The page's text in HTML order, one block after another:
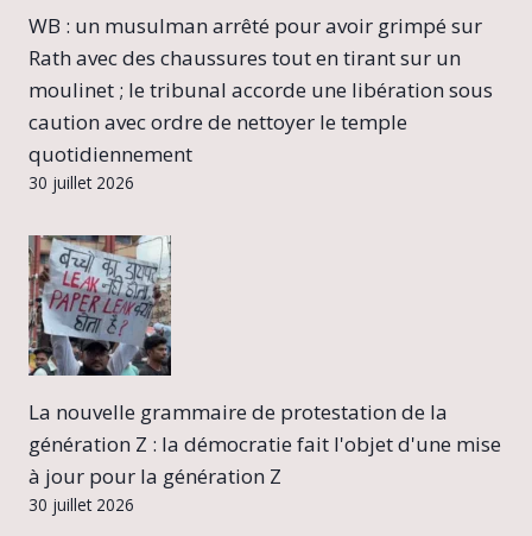
WB : un musulman arrêté pour avoir grimpé sur
Rath avec des chaussures tout en tirant sur un
moulinet ; le tribunal accorde une libération sous
caution avec ordre de nettoyer le temple
quotidiennement
30 juillet 2026
La nouvelle grammaire de protestation de la
génération Z : la démocratie fait l'objet d'une mise
à jour pour la génération Z
30 juillet 2026